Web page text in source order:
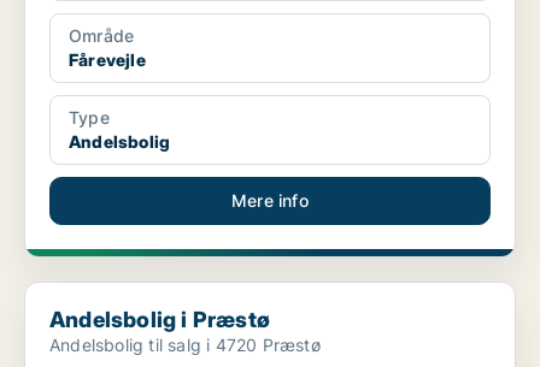
Område
Fårevejle
Type
Andelsbolig
Mere info
Andelsbolig i Præstø
Andelsbolig i Præstø
Andelsbolig til salg i 4720 Præstø